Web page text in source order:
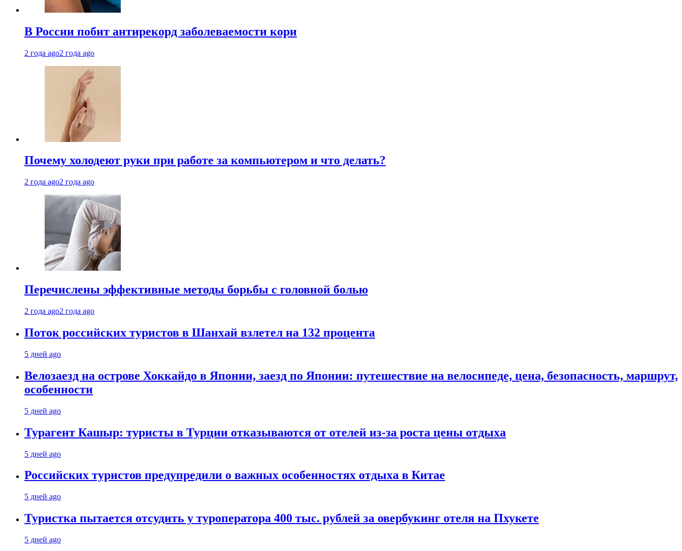
В России побит антирекорд заболеваемости кори
2 года ago2 года ago
Почему холодеют руки при работе за компьютером и что делать?
2 года ago2 года ago
Перечислены эффективные методы борьбы с головной болью
2 года ago2 года ago
Поток российских туристов в Шанхай взлетел на 132 процента
5 дней ago
Велозаезд на острове Хоккайдо в Японии, заезд по Японии: путешествие на велосипеде, цена, безопасность, маршрут,
особенности
5 дней ago
Турагент Кашыр: туристы в Турции отказываются от отелей из-за роста цены отдыха
5 дней ago
Российских туристов предупредили о важных особенностях отдыха в Китае
5 дней ago
Туристка пытается отсудить у туроператора 400 тыс. рублей за овербукинг отеля на Пхукете
5 дней ago